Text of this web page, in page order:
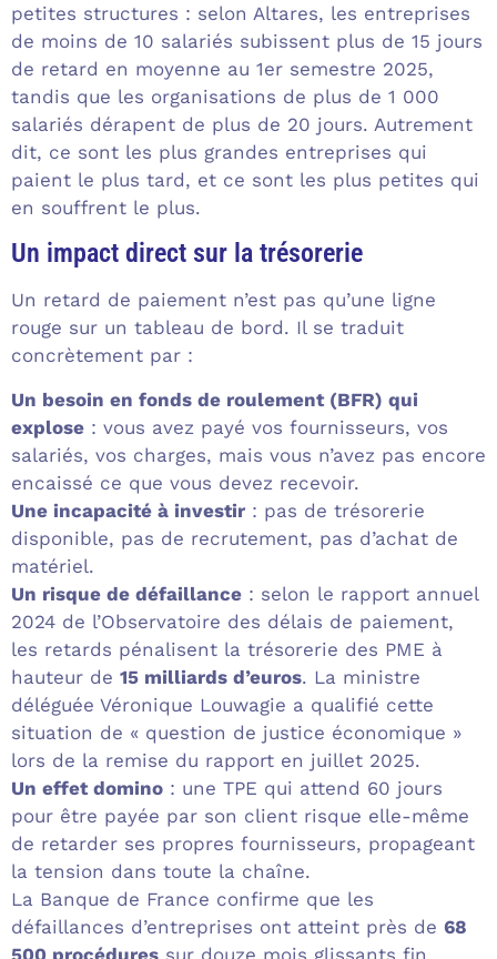
petites structures : selon Altares, les entreprises
de moins de 10 salariés subissent plus de 15 jours
de retard en moyenne au 1er semestre 2025,
tandis que les organisations de plus de 1 000
salariés dérapent de plus de 20 jours. Autrement
dit, ce sont les plus grandes entreprises qui
paient le plus tard, et ce sont les plus petites qui
en souffrent le plus.
Un impact direct sur la trésorerie
Un retard de paiement n’est pas qu’une ligne
rouge sur un tableau de bord. Il se traduit
concrètement par :
Un besoin en fonds de roulement (BFR) qui
explose : vous avez payé vos fournisseurs, vos
salariés, vos charges, mais vous n’avez pas encore
encaissé ce que vous devez recevoir.
Une incapacité à investir : pas de trésorerie
disponible, pas de recrutement, pas d’achat de
matériel.
Un risque de défaillance : selon le rapport annuel
2024 de l’Observatoire des délais de paiement,
les retards pénalisent la trésorerie des PME à
hauteur de 15 milliards d’euros. La ministre
déléguée Véronique Louwagie a qualifié cette
situation de « question de justice économique »
lors de la remise du rapport en juillet 2025.
Un effet domino : une TPE qui attend 60 jours
pour être payée par son client risque elle-même
de retarder ses propres fournisseurs, propageant
la tension dans toute la chaîne.
La Banque de France confirme que les
défaillances d’entreprises ont atteint près de 68
500 procédures sur douze mois glissants fin